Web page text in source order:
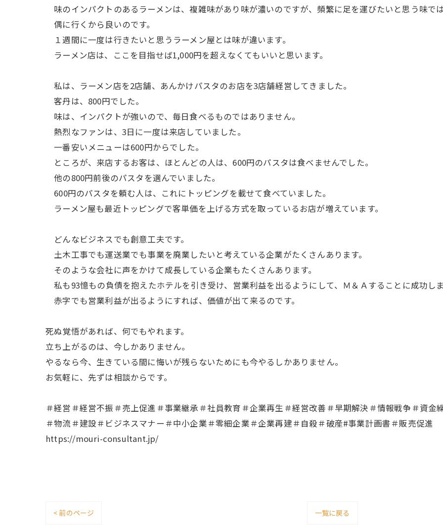
味のインパクトのあるラーメンは、複雑味があり味が濃いのですが、頻繁に足を運びたいと思う味で
偶に行くから良いのです。
１週間に一度は行きたいと思うラーメン屋とは味が違います。
ラーメン店は、ここを目指せば1,000円を超えなくてもいいと思います。
私は、ラーメン店を2店舗、あんかけパスタのお店を3店舗経営してきました。
客丹は、800円でした。
味は、インパクトが強いので、毎日食べるものではありません。
熱烈なファンは、3日に一度は来店していました。
一番安いメニューは600円からでした。
ところが、来店するお客は、ほとんどの人は、600円のパスタは食べませんでした。
他の800円前後のパスタを選んでいました。
600円のパスタを頼む人は、これにトッピングを載せて食べていました。
ラーメン屋も最近トッピングで客単価を上げる方式を取っているお店が増えています。
どんなビジネスでも創意工夫です。
土木工事でも運送業でも事業を廃業したいと考えている企業がたくさんあります。
そのような会社に声をかけて成長している企業もたくさんあります。
私も93憶もの負債を抱えたホテルを引き受け、営業利益を出るようにして、Ｍ＆Ａすることに成功し
赤字でも営業利益が出るようにすれば、価値が出て来るのです。
死ぬ覚悟があれば、何でもやれます。
立ち上がるのは、今しかありません。
やるなら今、生きている間に悔いが残らないためにも今やるしかありません。
お気軽に、先ずは相談からです。
＃経営＃経営不振＃売上促進＃事業継承＃社員教育＃企業再生＃経営改善＃早期解決＃情報戦争＃資
＃物流＃建設＃ビジネスマナー＃中小企業＃零細企業＃企業再建＃自殺＃破産#事業計画書＃販売促進
https://mouri-consultant.jp/
< 前のページ 一覧に戻る